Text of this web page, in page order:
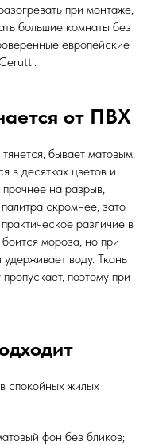
при монтаже,
большие комнаты без
европейские
от ПВХ
бывает матовым,
в десятках цветов и
на разрыв,
скромнее, зато
различие в
мороза, но при
удерживает воду. Ткань
поэтому при
спокойных жилых
фон без бликов;